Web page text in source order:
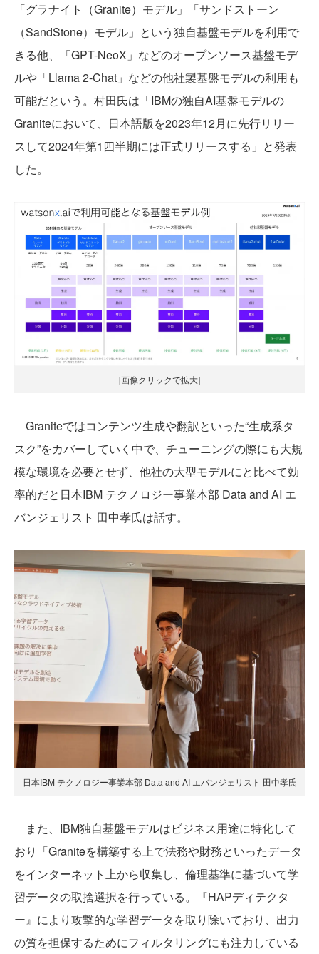
「グラナイト（Granite）モデル」「サンドストーン
（SandStone）モデル」という独自基盤モデルを利用で
きる他、「GPT-NeoX」などのオープンソース基盤モデ
ルや「Llama 2-Chat」などの他社製基盤モデルの利用も
可能だという。村田氏は「IBMの独自AI基盤モデルの
Graniteにおいて、日本語版を2023年12月に先行リリー
スして2024年第1四半期には正式リリースする」と発表
した。
[画像クリックで拡大]
Graniteではコンテンツ生成や翻訳といった“生成系タ
スク”をカバーしていく中で、チューニングの際にも大規
模な環境を必要とせず、他社の大型モデルにと比べて効
率的だと日本IBM テクノロジー事業本部 Data and AI エ
バンジェリスト 田中孝氏は話す。
日本IBM テクノロジー事業本部 Data and AI エバンジェリスト 田中孝氏
また、IBM独自基盤モデルはビジネス用途に特化して
おり「Graniteを構築する上で法務や財務といったデータ
をインターネット上から収集し、倫理基準に基づいて学
習データの取捨選択を行っている。『HAPディテクタ
ー』により攻撃的な学習データを取り除いており、出力
の質を担保するためにフィルタリングにも注力している